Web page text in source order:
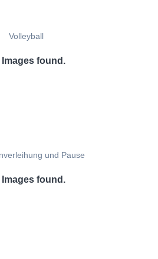
Volleyball
Images found.
und Pause
Images found.